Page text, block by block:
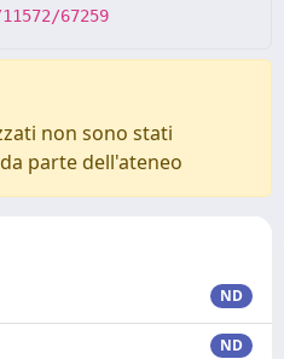
67259
non sono stati
parte dell'ateneo
ND
ND